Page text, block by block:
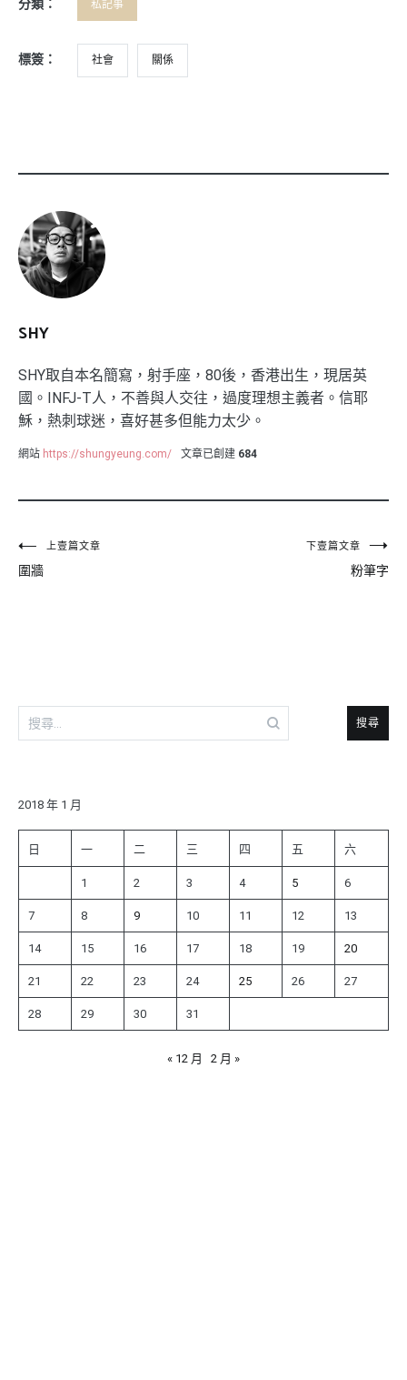
分類： 私記事
標簽： 社會 關係
SHY
SHY取自本名簡寫，射手座，80後，香港出生，現居英
國。INFJ-T人，不善與人交往，過度理想主義者。信耶
穌，熱刺球迷，喜好甚多但能力太少。
網站 https://shungyeung.com/ 文章已創建 684
文
章
上壹篇文章
圍牆
下壹篇文章
粉筆字
搜
尋
字:
2018 年 1 月
日 一 二 三 四 五 六
1 2 3 4 5 6
7 8 9 10 11 12 13
14 15 16 17 18 19 20
21 22 23 24 25 26 27
28 29 30 31
« 12 月 2 月 »